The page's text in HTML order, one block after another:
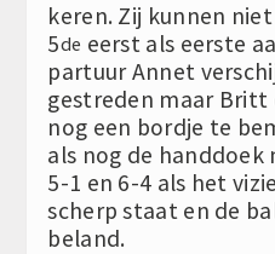
keren. Zij kunnen
5de eerst als eerste
partuur Annet
gestreden maar Britt
nog een bordje te
als nog de handdoek
5-1 en 6-4 als het
scherp staat en de
beland.